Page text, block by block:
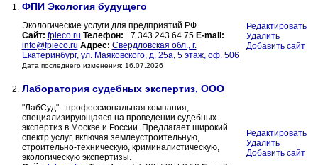
1. ФПИ Экология будущего
Экологические услуги для предприятий РФ
Сайт: fpieco.ru Телефон: +7 343 243 64 75 E-mail:
info@fpieco.ru Адрес: Свердловская обл., г.
Екатеринбург, ул. Маяковского, д. 25а, 5 этаж, оф. 506
Дата последнего изменения: 16.07.2026
Редактировать
Удалить
Добавить сайт
2. Лаборатория судебных экспертиз, ООО
"ЛабСуд" - профессиональная компания,
специализирующаяся на проведении судебных
экспертиз в Москве и России. Предлагает широкий
спектр услуг, включая землеустроительную,
строительно-техническую, криминалистическую,
экологическую экспертизы.
Редактировать
Удалить
Добавить сайт